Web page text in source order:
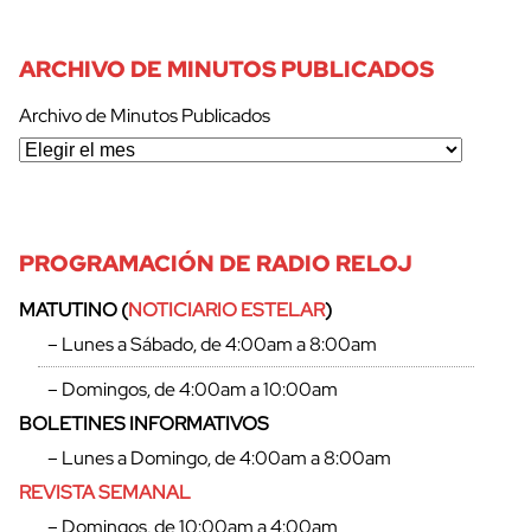
ARCHIVO DE MINUTOS PUBLICADOS
Archivo de Minutos Publicados
PROGRAMACIÓN DE RADIO RELOJ
MATUTINO (NOTICIARIO ESTELAR)
– Lunes a Sábado, de 4:00am a 8:00am
– Domingos, de 4:00am a 10:00am
BOLETINES INFORMATIVOS
– Lunes a Domingo, de 4:00am a 8:00am
REVISTA SEMANAL
– Domingos, de 10:00am a 4:00am